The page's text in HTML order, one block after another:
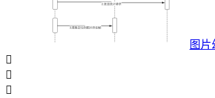
图片


